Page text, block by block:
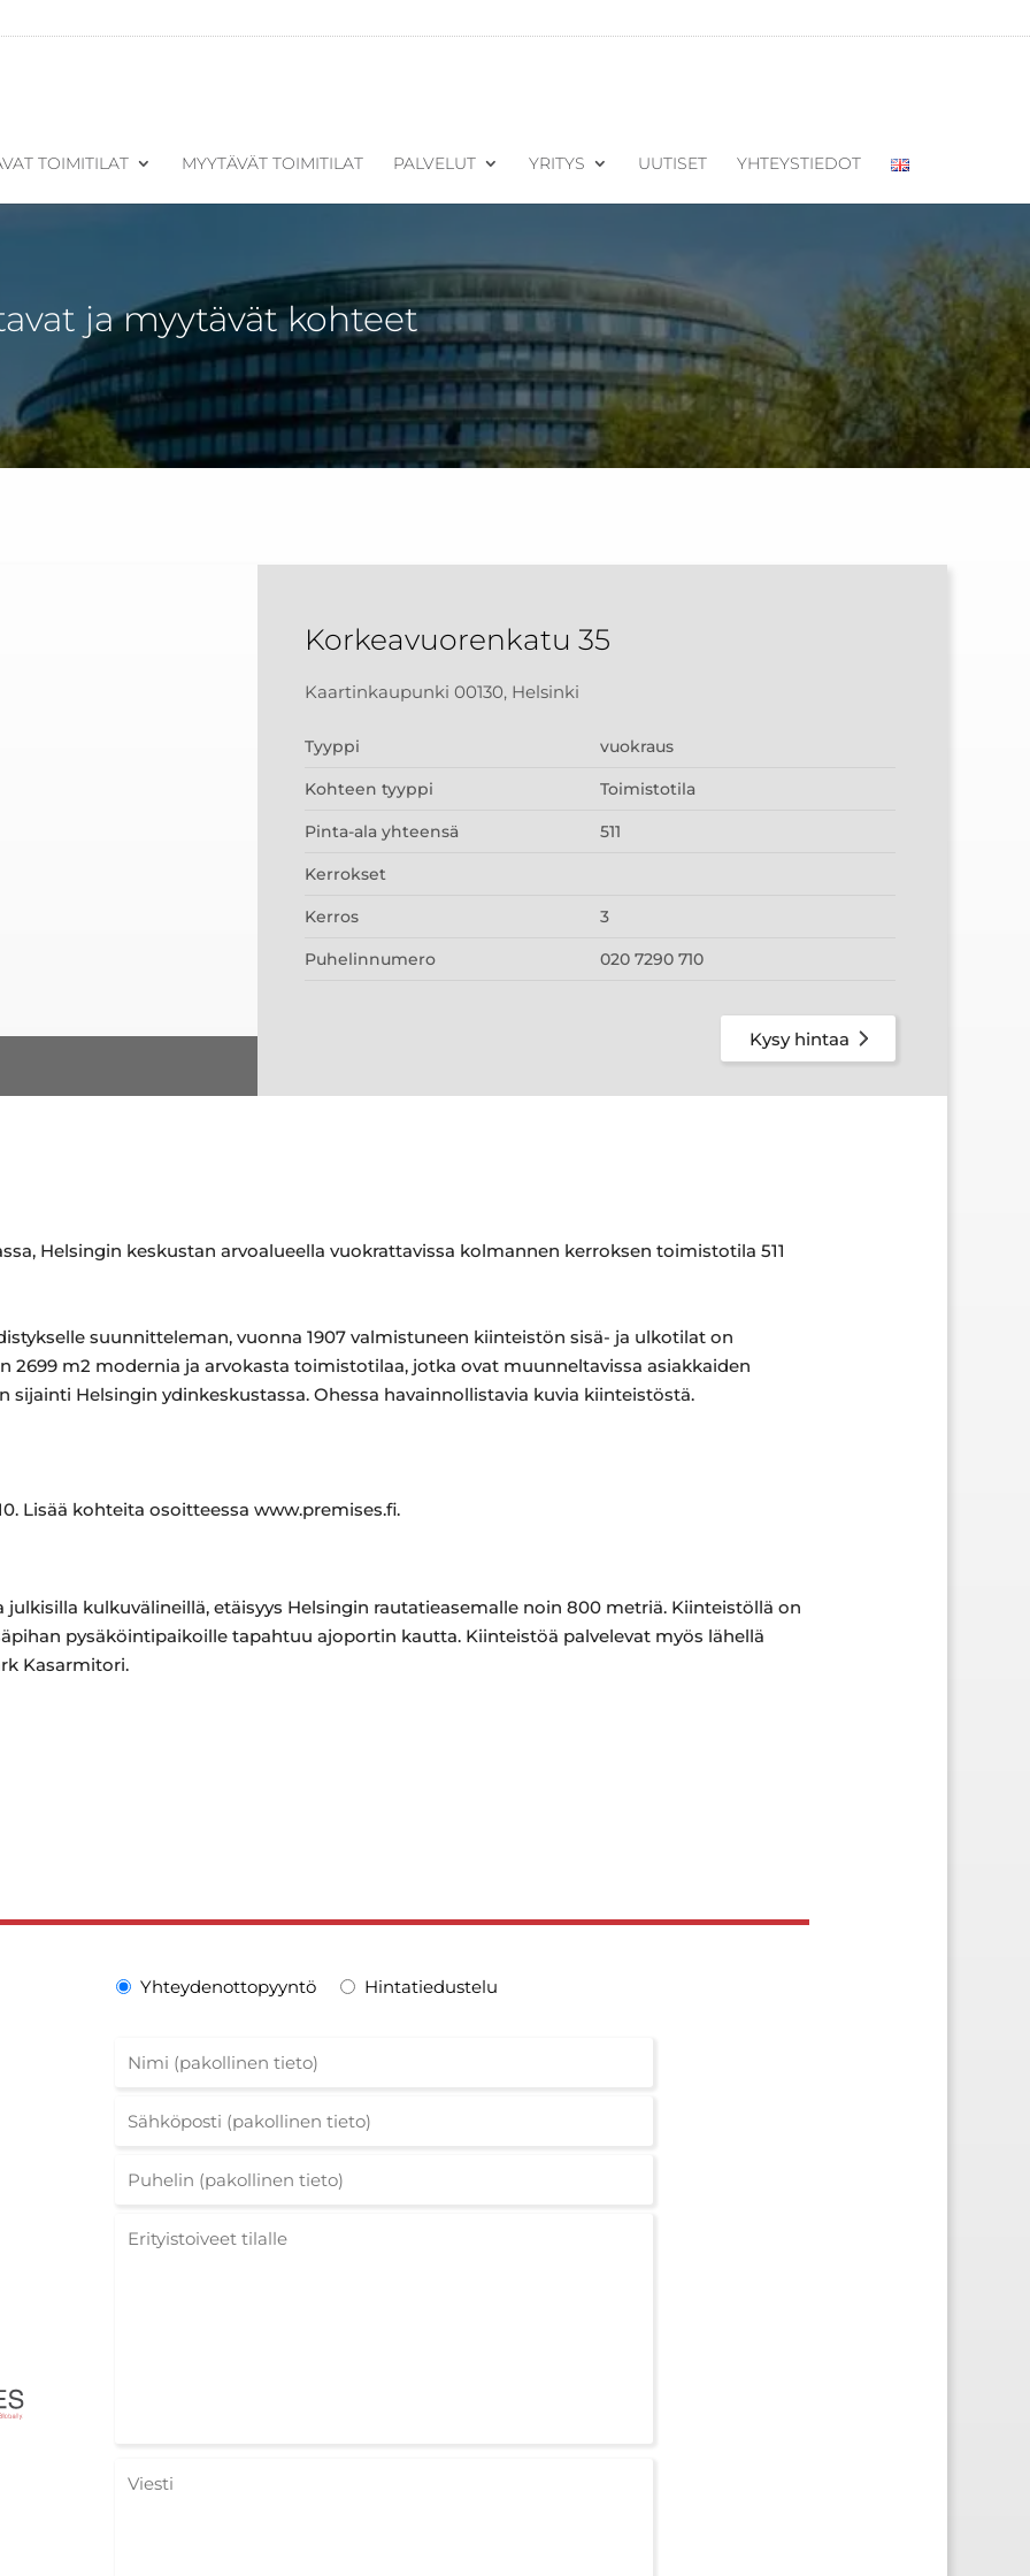
TOIMITILAT MYYTÄVÄT TOIMITILAT PALVELUT YRITYS UUTISET YHTEYSTIEDOT
ja myytävät kohteet
Korkeavuorenkatu 35
Kaartinkaupunki 00130, Helsinki
Tyyppi vuokraus
Kohteen tyyppi Toimistotila
Pinta-ala yhteensä 511
Kerrokset
Kerros 3
Puhelinnumero 020 7290 710
Kysy hintaa
Helsingin keskustan arvoalueella vuokrattavissa kolmannen kerroksen toimistotila 511
suunnitteleman, vuonna 1907 valmistuneen kiinteistön sisä- ja ulkotilat on
2699 m2 modernia ja arvokasta toimistotilaa, jotka ovat muunneltavissa asiakkaiden
sijainti Helsingin ydinkeskustassa. Ohessa havainnollistavia kuvia kiinteistöstä.
Lisää kohteita osoitteessa www.premises.fi.
kulkuvälineillä, etäisyys Helsingin rautatieasemalle noin 800 metriä. Kiinteistöllä on
pysäköintipaikoille tapahtuu ajoportin kautta. Kiinteistöä palvelevat myös lähellä
Kasarmitori.
Yhteydenottopyyntö Hintatiedustelu